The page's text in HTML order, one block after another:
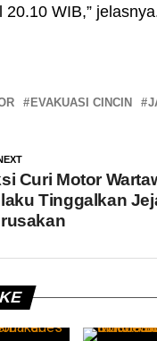
WIB,”
EVAKUASI CINCIN
Curi Motor
Tinggalkan